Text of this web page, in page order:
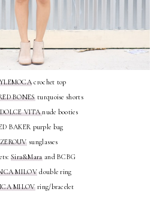
crochet top
BONESturquoise shorts
VITAnude booties
BAKER purple bag
ZEROUVsunglasses
Sira&Maraand BCBG
MILOV double ring
MILOVring/bracelet